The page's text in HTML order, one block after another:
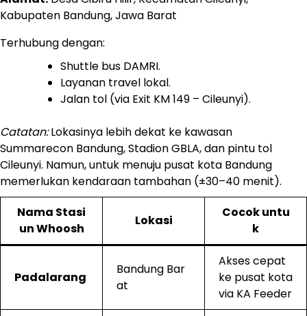
Kabupaten Bandung, Jawa Barat
Terhubung dengan:
Shuttle bus DAMRI.
Layanan travel lokal.
Jalan tol (via Exit KM 149 – Cileunyi).
Catatan:Lokasinya lebih dekat ke kawasan
Summarecon Bandung, Stadion GBLA, dan pintu tol
Cileunyi. Namun, untuk menuju pusat kota Bandung
memerlukan kendaraan tambahan (±30–40 menit).
Nama Stasi
un Whoosh
Lokasi
Cocok untu
k
Padalarang
Bandung Bar
at
Akses cepat
ke pusat kota
via KA Feeder